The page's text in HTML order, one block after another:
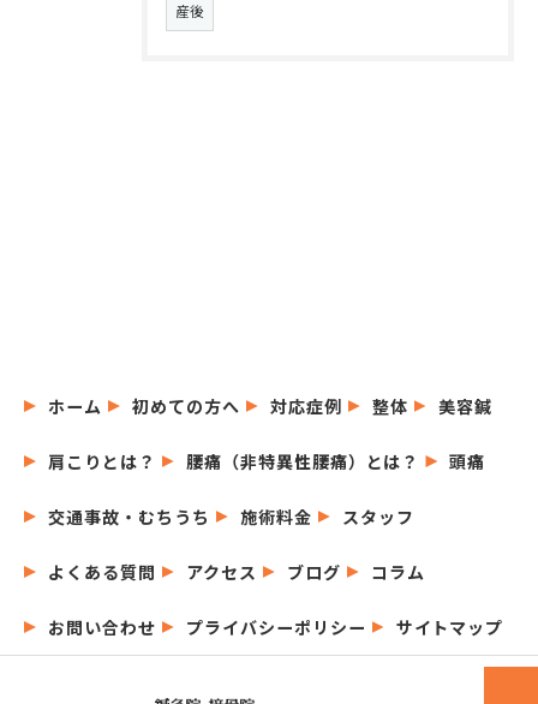
産後
ホーム 初めての方へ 対応症例 整体 美容鍼
肩こりとは？ 腰痛（非特異性腰痛）とは？ 頭痛
交通事故・むちうち 施術料金 スタッフ
よくある質問 アクセス ブログ コラム
お問い合わせ プライバシーポリシー サイトマップ